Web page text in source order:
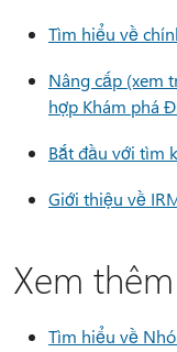
Tìm hiểu về
Nâng cấp (xem
hợp Khám phá
Bắt đầu với tìm
Giới thiệu về
Xem thêm
Tìm hiểu về